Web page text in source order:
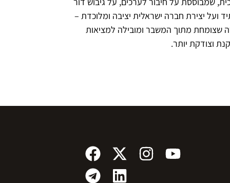
ועל יצירת חברה ישראלית יציבה ומלוכדת –
שצומחת מתוך המשבר ומובילה למציאות
וצודקת יותר.